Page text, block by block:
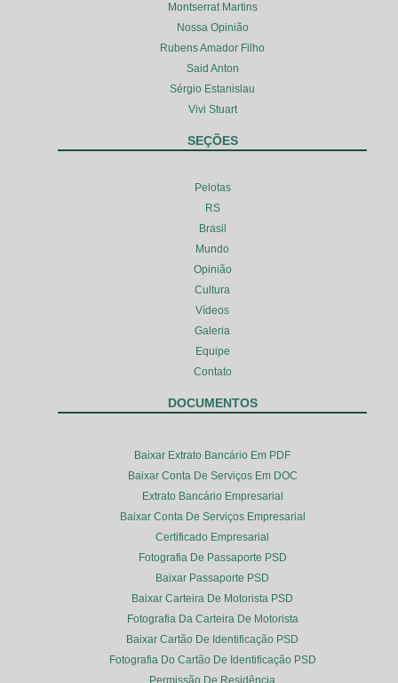
Montserrat Martins
Nossa Opinião
Rubens Amador Filho
Said Anton
Sérgio Estanislau
Vivi Stuart
SEÇÕES
Pelotas
RS
Brasil
Mundo
Opinião
Cultura
Vídeos
Galeria
Equipe
Contato
DOCUMENTOS
Baixar Extrato Bancário Em PDF
Baixar Conta De Serviços Em DOC
Extrato Bancário Empresarial
Baixar Conta De Serviços Empresarial
Certificado Empresarial
Fotografia De Passaporte PSD
Baixar Passaporte PSD
Baixar Carteira De Motorista PSD
Fotografia Da Carteira De Motorista
Baixar Cartão De Identificação PSD
Fotografia Do Cartão De Identificação PSD